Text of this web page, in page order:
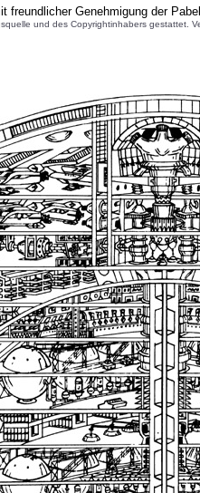
freundlicher Genehmigung der
und des Copyrightinhabers gestattet.